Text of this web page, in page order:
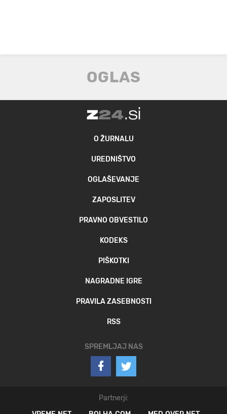
O ŽURNALU
UREDNIŠTVO
OGLAŠEVANJE
ZAPOSLITEV
PRAVNO OBVESTILO
KODEKS
PIŠKOTKI
NAGRADNE IGRE
PRAVILA ZASEBNOSTI
RSS
SPREMLJAJ NAS
Partnerji: